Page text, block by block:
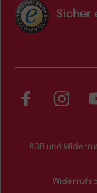
Sicher
Facebook
AGB und